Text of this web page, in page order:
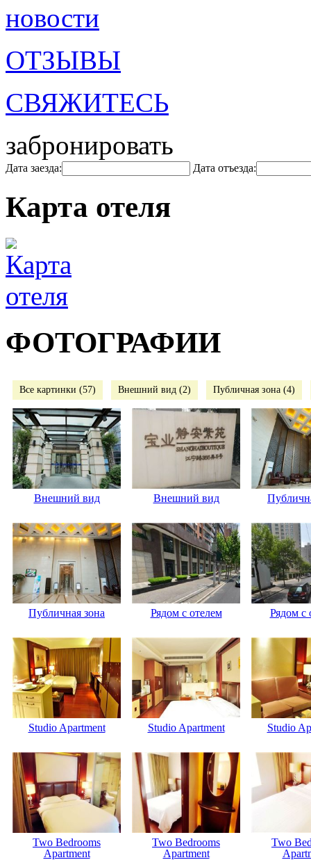
новости
ОТЗЫВЫ
СВЯЖИТЕСЬ
забронировать
Дата заезда: Дата отъезда:
Карта отеля
ФОТОГРАФИИ
Все картинки (57) Внешний вид (2) Публичная зона (4)
Внешний вид Внешний вид
Публичная зона Рядом с отелем Рядом с
Studio Apartment Studio Apartment Studio
Two Bedrooms
Apartment
Two Bedrooms
Apartment
Two